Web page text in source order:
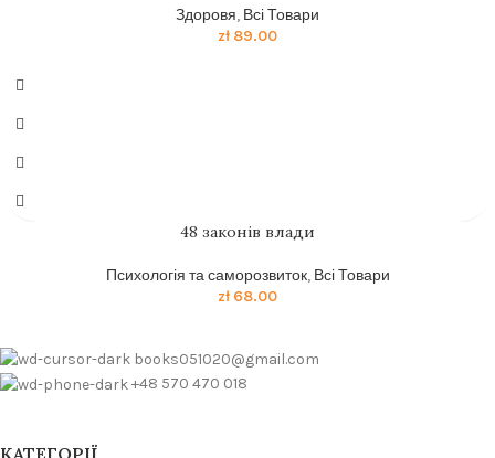
Здоровя, Всі Товари
zł 89.00
48 законів влади
Психологія та саморозвиток, Всі Товари
zł 68.00
books051020@gmail.com
+48 570 470 018
КАТЕГОРІЇ